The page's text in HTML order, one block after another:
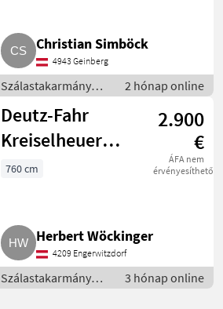
Christian Simböck
4943 Geinberg
Szálastakarmány
betakarítók /
Rendkezelő
2 hónap online
Deutz-Fahr
Kreiselheuer
KH3.76 Hydro-
2.900
€
ÁFA nem
érvényesíthető
760 cm
Herbert Wöckinger
4209 Engerwitzdorf
Szálastakarmány
betakarítók /
3 hónap online